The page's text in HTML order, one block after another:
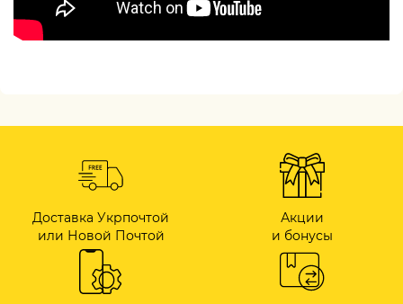
Доставка Укрпочтой
или Новой Почтой
Акции
и бонусы